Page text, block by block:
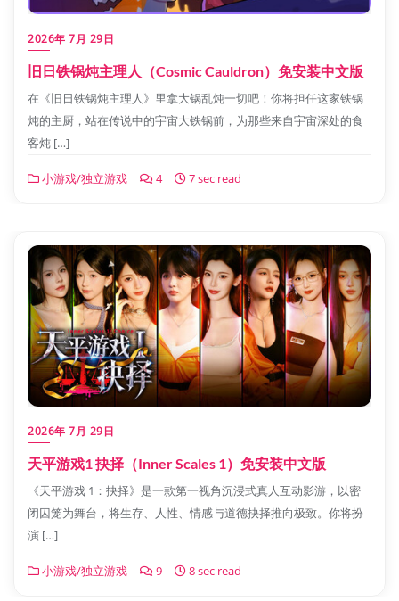
2026年 7月 29日
旧日铁锅炖主理人（Cosmic Cauldron）免安装中文版
在《旧日铁锅炖主理人》里拿大锅乱炖一切吧！你将担任这家铁锅
炖的主厨，站在传说中的宇宙大铁锅前，为那些来自宇宙深处的食
客炖 […]
小游戏/独立游戏 4 7 sec read
2026年 7月 29日
天平游戏1 抉择（Inner Scales 1）免安装中文版
《天平游戏 1：抉择》是一款第一视角沉浸式真人互动影游，以密
闭囚笼为舞台，将生存、人性、情感与道德抉择推向极致。你将扮
演 […]
小游戏/独立游戏 9 8 sec read